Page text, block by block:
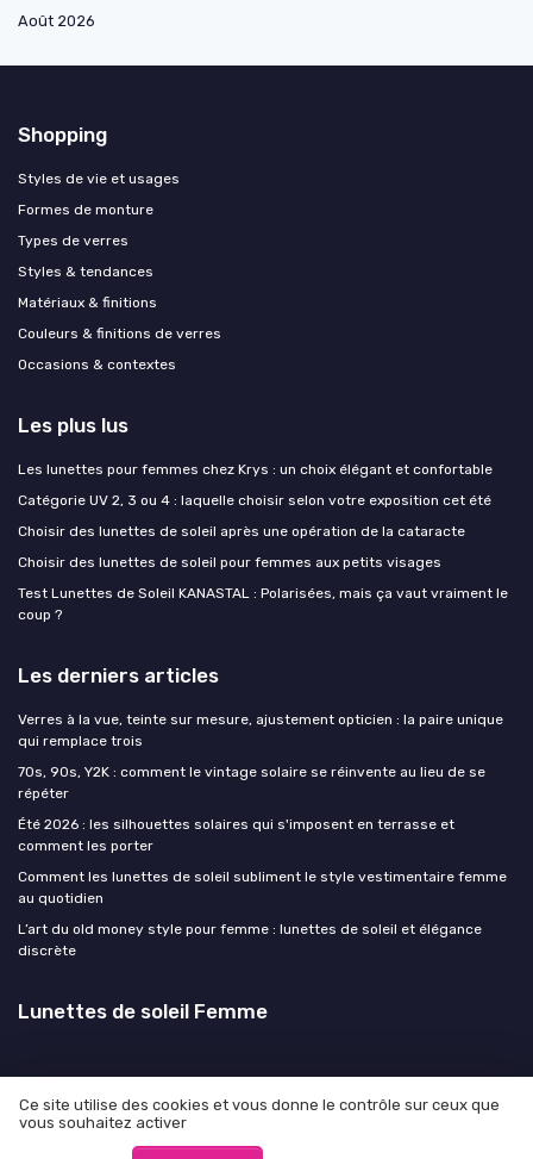
Août 2026
Shopping
Styles de vie et usages
Formes de monture
Types de verres
Styles & tendances
Matériaux & finitions
Couleurs & finitions de verres
Occasions & contextes
Les plus lus
Les lunettes pour femmes chez Krys : un choix élégant et confortable
Catégorie UV 2, 3 ou 4 : laquelle choisir selon votre exposition cet été
Choisir des lunettes de soleil après une opération de la cataracte
Choisir des lunettes de soleil pour femmes aux petits visages
Test Lunettes de Soleil KANASTAL : Polarisées, mais ça vaut vraiment le
coup ?
Les derniers articles
Verres à la vue, teinte sur mesure, ajustement opticien : la paire unique
qui remplace trois
70s, 90s, Y2K : comment le vintage solaire se réinvente au lieu de se
répéter
Été 2026 : les silhouettes solaires qui s'imposent en terrasse et
comment les porter
Comment les lunettes de soleil subliment le style vestimentaire femme
au quotidien
L’art du old money style pour femme : lunettes de soleil et élégance
discrète
Lunettes de soleil Femme
Mentions légales
Ce site utilise des cookies et vous donne le contrôle sur ceux que
vous souhaitez activer